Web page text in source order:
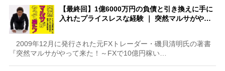
【最終回】1億6000万円の負債と引き換えに手に
入れたプライスレスな経験 ｜ 突然マルサがや…
2009年12月に発行された元FXトレーダー・磯貝清明氏の著書
『突然マルサがやって来た！～FXで10億円稼い…